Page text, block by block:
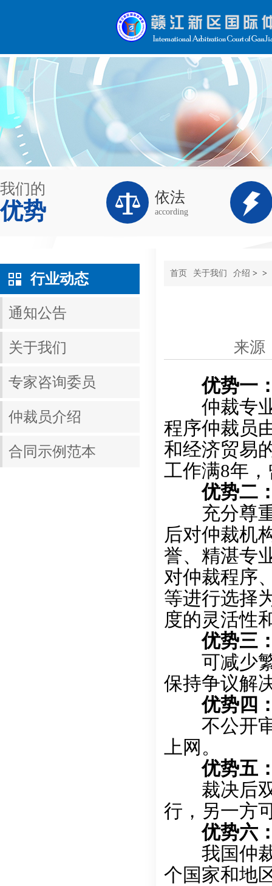
我们的
优势  依法
according 
行业动态
通知公告
关于我们
专家咨询委员
仲裁员介绍
合同示例范本
首页 >
关于我们 >
介绍
来源
优势一：
仲裁专业
程序仲裁员
和经济贸易
工作满8年
优势二：
充分尊重
后对仲裁机
誉、精湛专
对仲裁程序
等进行选择
度的灵活性
优势三
可减少繁
保持争议解
优势四
不公开审
上网。
优势五
裁决后双
行，另一方
优势六
我国仲裁
个国家和地